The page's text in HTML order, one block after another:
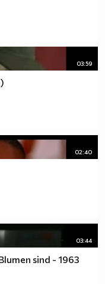
03:59
02:40
03:44
sind - 1963